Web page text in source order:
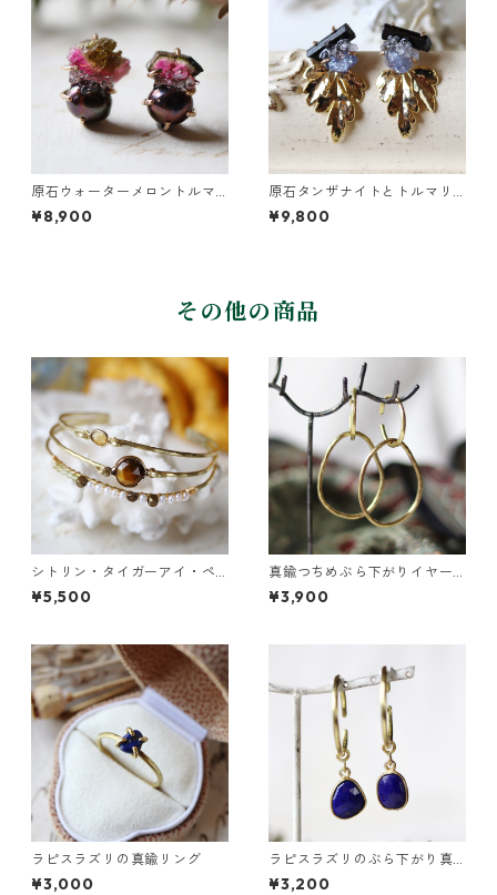
原石ウォーターメロントルマ
リンとパールのピアス
¥8,900
原石タンザナイトとトルマリ
ンとクレマチスの葉ピアス
¥9,800
その他の商品
シトリン・タイガーアイ・ペ
リドットの3連バングル
¥5,500
真鍮つちめぶら下がりイヤー
カフ
¥3,900
ラピスラズリの真鍮リング
¥3,000
ラピスラズリのぶら下がり真
鍮イヤーカフ
¥3,200